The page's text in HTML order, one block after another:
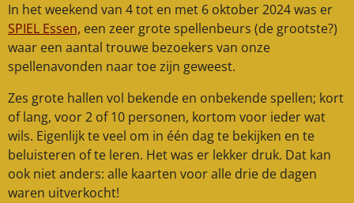
In het weekend van 4 tot en met 6 oktober 2024 was er
SPIEL Essen, een zeer grote spellenbeurs (de grootste?)
waar een aantal trouwe bezoekers van onze
spellenavonden naar toe zijn geweest.
Zes grote hallen vol bekende en onbekende spellen; kort
of lang, voor 2 of 10 personen, kortom voor ieder wat
wils. Eigenlijk te veel om in één dag te bekijken en te
beluisteren of te leren. Het was er lekker druk. Dat kan
ook niet anders: alle kaarten voor alle drie de dagen
waren uitverkocht!